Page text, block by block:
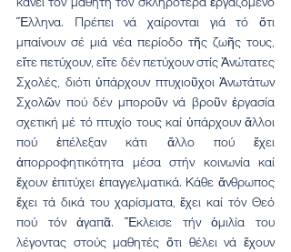
Ἕλληνα. Πρέπει νά χαίρονται γιά τό ὅτι
μπαίνουν σέ μιά νέα περίοδο τῆς ζωῆς τους,
εἴτε πετύχουν, εἴτε δέν πετύχουν στίς Ἀνώτατες
Σχολές, διότι ὑπάρχουν πτυχιοῦχοι Ἀνωτάτων
Σχολῶν πού δέν μποροῦν νά βροῦν ἐργασία
σχετική μέ τό πτυχίο τους καί ὑπάρχουν ἄλλοι
πού ἐπέλεξαν κάτι ἄλλο πού ἔχει
ἀπορροφητικότητα μέσα στήν κοινωνία καί
ἔχουν ἐπιτύχει ἐπαγγελματικά. Κάθε ἄνθρωπος
ἔχει τά δικά του χαρίσματα, ἔχει καί τόν Θεό
πού τόν ἀγαπᾶ. Ἔκλεισε τήν ὁμιλία του
λέγοντας στούς μαθητές ὅτι θέλει νά ἔχουν